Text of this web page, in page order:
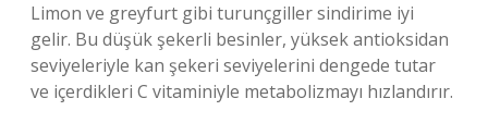
Limon ve greyfurt gibi turunçgiller sindirime iyi
gelir. Bu düşük şekerli besinler, yüksek antioksidan
seviyeleriyle kan şekeri seviyelerini dengede tutar
ve içerdikleri C vitaminiyle metabolizmayı hızlandırır.